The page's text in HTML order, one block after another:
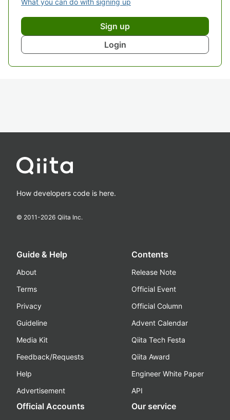
What you can do with signing up
Sign up
Login
How developers code is here.
© 2011-2026 Qiita Inc.
Guide & Help
About
Terms
Privacy
Guideline
Media Kit
Feedback/Requests
Help
Advertisement
Contents
Release Note
Official Event
Official Column
Advent Calendar
Qiita Tech Festa
Qiita Award
Engineer White Paper
API
Official Accounts Our service